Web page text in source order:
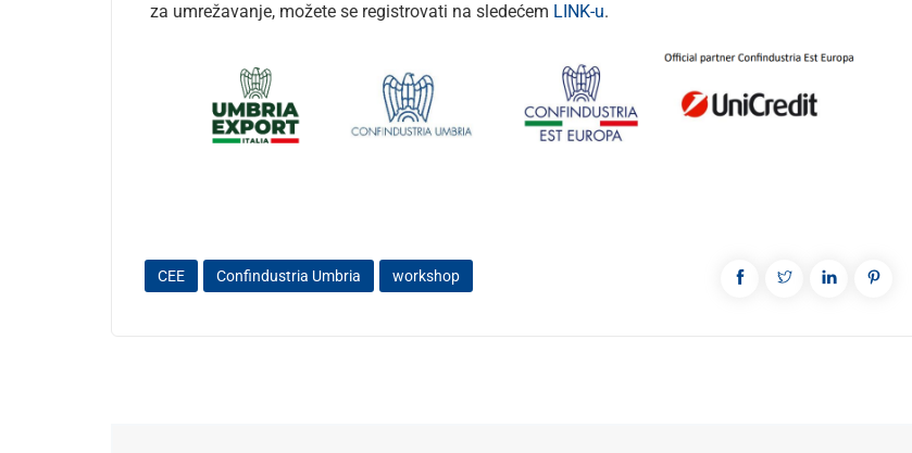
za umrežavanje, možete se registrovati na sledećem LINK-u.
CEE Confindustria Umbria workshop